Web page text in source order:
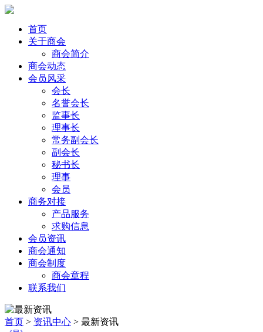
首页
关于商会
商会简介
商会动态
会员风采
会长
名誉会长
监事长
理事长
常务副会长
副会长
秘书长
理事
会员
商务对接
产品服务
求购信息
会员资讯
商会通知
商会制度
商会章程
联系我们
首页 > 资讯中心 > 最新资讯